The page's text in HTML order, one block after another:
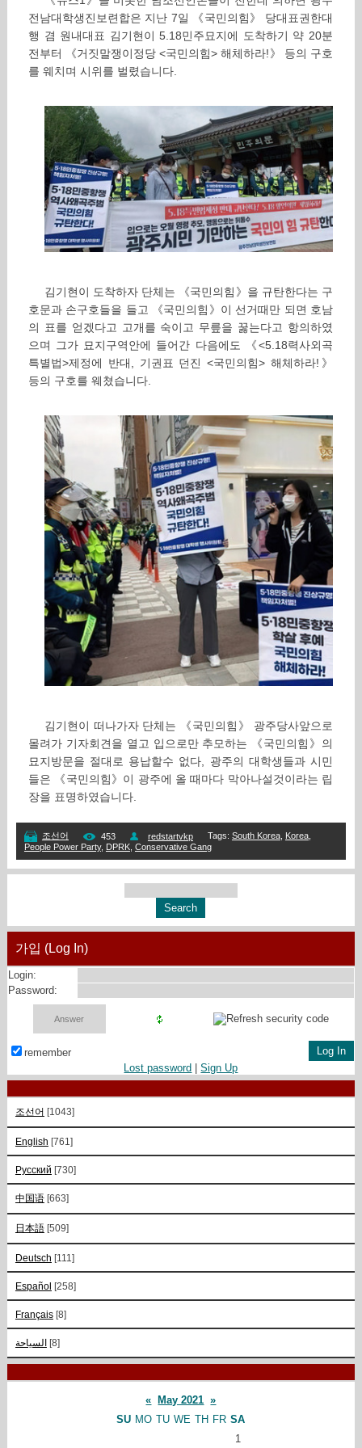
전남대학생진보련합은 지난 7일 《국민의힘》 당대표권한대
행 겸 원내대표 김기현이 5.18민주묘지에 도착하기 약 20분
전부터 《거짓말쟁이정당 <국민의힘> 해체하라!》 등의 구호
를 웨치며 시위를 벌렸습니다.
김기현이 도착하자 단체는 《국민의힘》을 규탄한다는 구
호문과 손구호들을 들고 《국민의힘》이 선거때만 되면 호남
의 표를 얻겠다고 고개를 숙이고 무릎을 꿇는다고 항의하였
으며 그가 묘지구역안에 들어간 다음에도 《<5.18력사외곡
특별법>제정에 반대, 기권표 던진 <국민의힘> 해체하라!》
등의 구호를 웨쳤습니다.
김기현이 떠나가자 단체는 《국민의힘》 광주당사앞으로
몰려가 기자회견을 열고 입으로만 추모하는 《국민의힘》의
묘지방문을 절대로 용납할수 없다, 광주의 대학생들과 시민
들은 《국민의힘》이 광주에 올 때마다 막아나설것이라는 립
장을 표명하였습니다.
조선어 453 redstartvkp Tags: South Korea, Korea,
People Power Party, DPRK, Conservative Gang
가입 (Log In)
Login:
Password:
remember
Lost password |Sign Up
조선어 [1043]
English [761]
Русский [730]
中国语 [663]
日本語 [509]
Deutsch [111]
Español [258]
Français [8]
السياحة [8]
« May 2021 »
SU MO TU WE TH FR SA
1